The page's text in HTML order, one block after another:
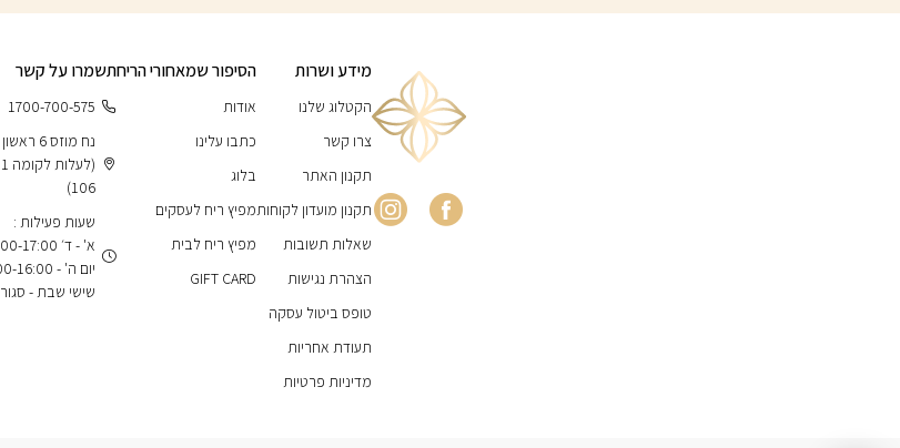
מידע ושרות
הקטלוג שלנו
צרו קשר
תקנון האתר
תקנון מועדון לקוחות
שאלות תשובות
הצהרת נגישות
טופס ביטול עסקה
תעודת אחריות
מדיניות פרטיות
הסיפור שמאחורי הריח
אודות
כתבו עלינו
בלוג
מפיץ ריח לעסקים
מפיץ ריח לבית
GIFT CARD
תשמרו על קשר
1700-700-575
נח מוזס 6 ראשון לציון
106)
שעות פעילות :
א' - ד׳ 08:00-17:00
יום ה' - 8:00-16:00
שישי שבת - סגור